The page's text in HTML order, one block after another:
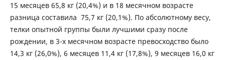
15 месяцев 65,8 кг (20,4%) и в 18 месячном возрасте
разница составила 75,7 кг (20,1%). По абсолютному весу,
телки опытной группы были лучшими сразу после
рождении, в 3-х месячном возрасте превосходство было
14,3 кг (26,0%), 6 месяцев 11,4 кг (17,8%), 9 месяцев 16,0 кг